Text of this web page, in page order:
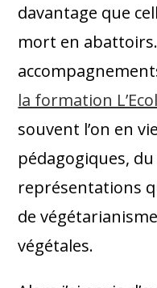
davantage que
mort en
la formation
souvent l’on en
pédagogiques,
représentations
de
végétales.